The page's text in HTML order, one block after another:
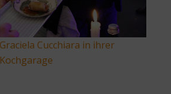
Graciela Cucchiara in ihrer
Kochgarage